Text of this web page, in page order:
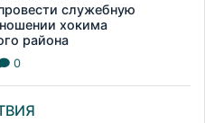
служебную
хокима
района
0